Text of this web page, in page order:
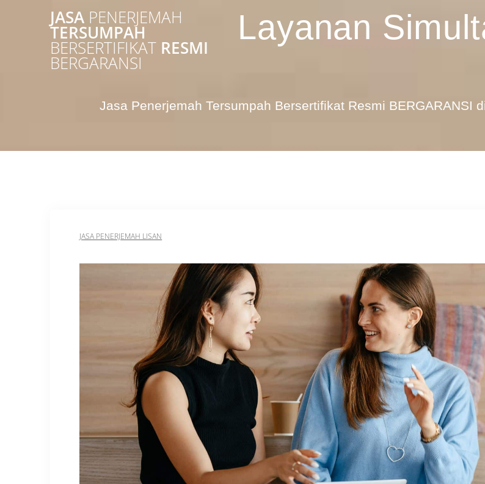
JASA PENERJEMAH
TERSUMPAH
BERSERTIFIKAT RESMI
BERGARANSI
Layanan
Jasa Penerjemah Tersumpah Bersertifikat Resmi BERGARANSI
JASA PENERJEMAH LISAN